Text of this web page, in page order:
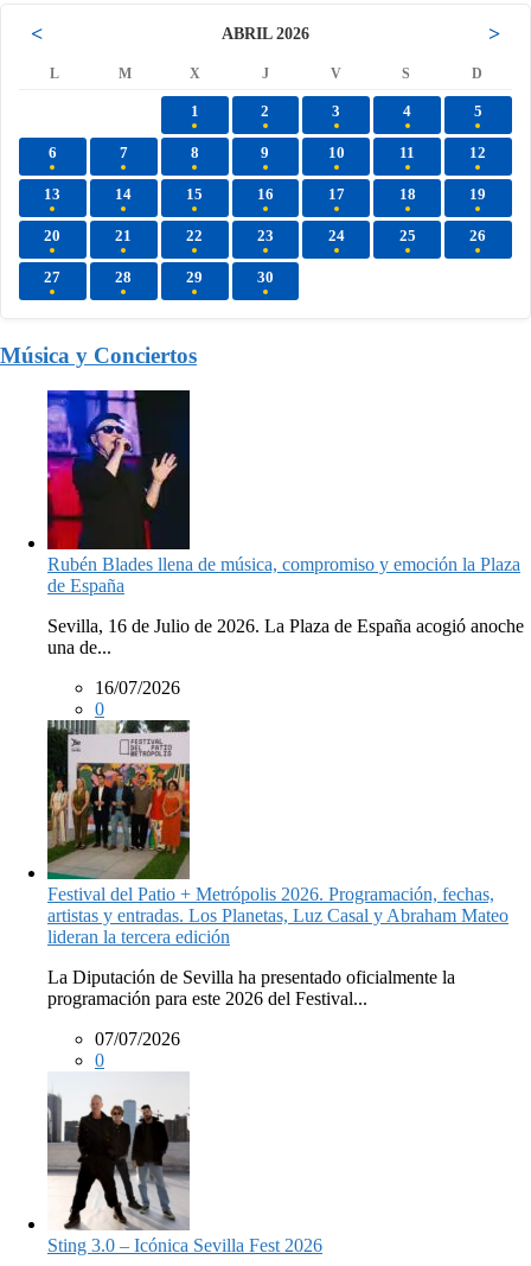
< ABRIL 2026 >
L M X J V S D
1 2 3 4 5
6 7 8 9 10 11 12
13 14 15 16 17 18 19
20 21 22 23 24 25 26
27 28 29 30
Música y Conciertos
Rubén Blades llena de música, compromiso y emoción la Plaza
de España
Sevilla, 16 de Julio de 2026. La Plaza de España acogió anoche
una de...
16/07/2026
0
Festival del Patio + Metrópolis 2026. Programación, fechas,
artistas y entradas. Los Planetas, Luz Casal y Abraham Mateo
lideran la tercera edición
La Diputación de Sevilla ha presentado oficialmente la
programación para este 2026 del Festival...
07/07/2026
0
Sting 3.0 – Icónica Sevilla Fest 2026